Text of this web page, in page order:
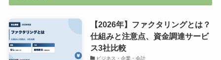
【2026年】ファクタリングとは？
仕組みと注意点、資金調達サービ
ス3社比較
ビジネス・企業・会計